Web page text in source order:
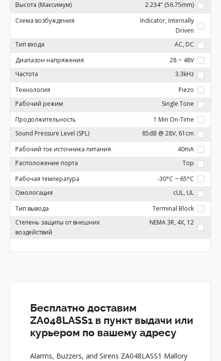
Высота (Максимум)
2.234" (56.75mm)
Схема возбуждения
Indicator, Internally
Driven
Тип входа
AC, DC
Диапазон напряжения
28 ~ 48V
Частота
3.3kHz
Технология
Piezo
Рабочий режим
Single Tone
Продолжительность
1 Min On-Time
Sound Pressure Level (SPL)
85dB @ 28V, 61cm
Рабочий ток источника питания
40mA
Расположение порта
Top
Рабочая температура
-30°C ~ 65°C
Омологация
cUL, UL
Тип вывода
Terminal Block
Степень защиты от внешних
воздействий
NEMA 3R, 4X, 12
Бесплатно доставим
ZA048LASS1 в пункт выдачи или
курьером по вашему адресу
Alarms, Buzzers, and Sirens ZA048LASS1 Mallory